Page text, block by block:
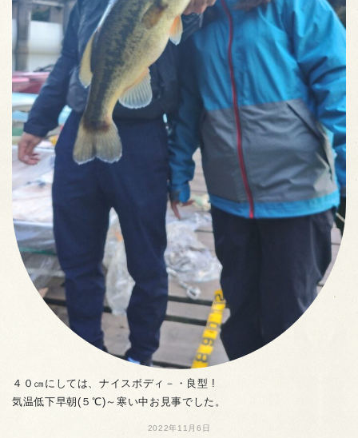
４０㎝にしては、ナイスボディ－・良型 !
気温低下早朝(５℃)～寒い中お見事でした。
2022年11月6日